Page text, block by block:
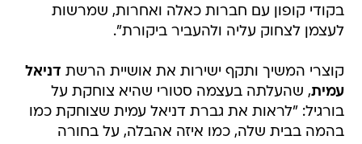
קוצרי המשיך ותקף ישירות את אושיית הרשת
בורגיל: "לראות את גברת דניאל עמית שצוחקת כמו
בהמה בבית שלה, כמו איזה אהבלה, על בחורה
שבוכה ומספרת שהיא בדיכאון. או על תגובות
מחרידות של נופר מור, ודנית גרינברג ועוד מישהי